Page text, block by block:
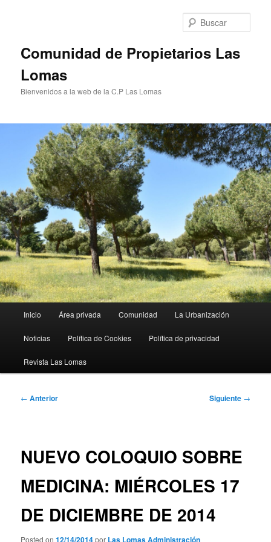
Comunidad de Propietarios Las
Lomas
Bienvenidos a la web de la C.P Las Lomas
Inicio Área privada Comunidad La Urbanización
Noticias Política de Cookies Política de privacidad
Revista Las Lomas
Navegación
← Anterior Siguiente →
NUEVO COLOQUIO SOBRE
MEDICINA: MIÉRCOLES 17
DE DICIEMBRE DE 2014
Posted on por